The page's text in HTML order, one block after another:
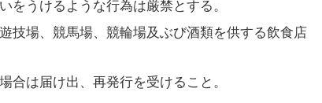
をうけるような行為は厳禁とする。
技場、競馬場、競輪場及ぶび酒類を供する飲食店
合は届け出、再発行を受けること。